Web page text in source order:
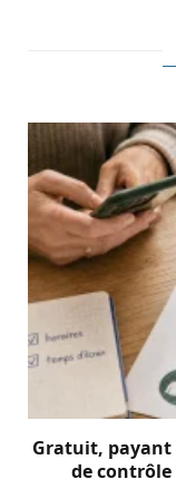
Gratuit, payant
de contrôle